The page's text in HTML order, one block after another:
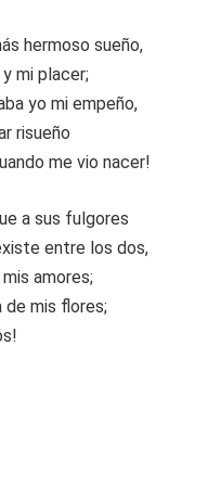
hermoso sueño,
mi placer;
yo mi empeño,
risueño
me vio nacer!
a sus fulgores
entre los dos,
amores;
de mis flores;